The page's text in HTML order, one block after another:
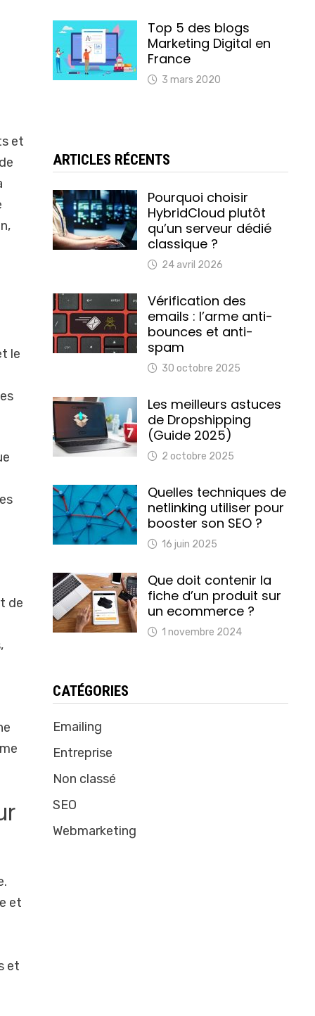
et
le
de
et
et
Top 5 des blogs
Marketing Digital en
France
3 mars 2020
ARTICLES RÉCENTS
Pourquoi choisir
HybridCloud plutôt
qu’un serveur dédié
classique ?
24 avril 2026
Vérification des
emails : l’arme anti-
bounces et anti-
spam
30 octobre 2025
Les meilleurs astuces
de Dropshipping
(Guide 2025)
2 octobre 2025
Quelles techniques de
netlinking utiliser pour
booster son SEO ?
16 juin 2025
Que doit contenir la
fiche d’un produit sur
un ecommerce ?
1 novembre 2024
CATÉGORIES
Emailing
Entreprise
Non classé
SEO
Webmarketing